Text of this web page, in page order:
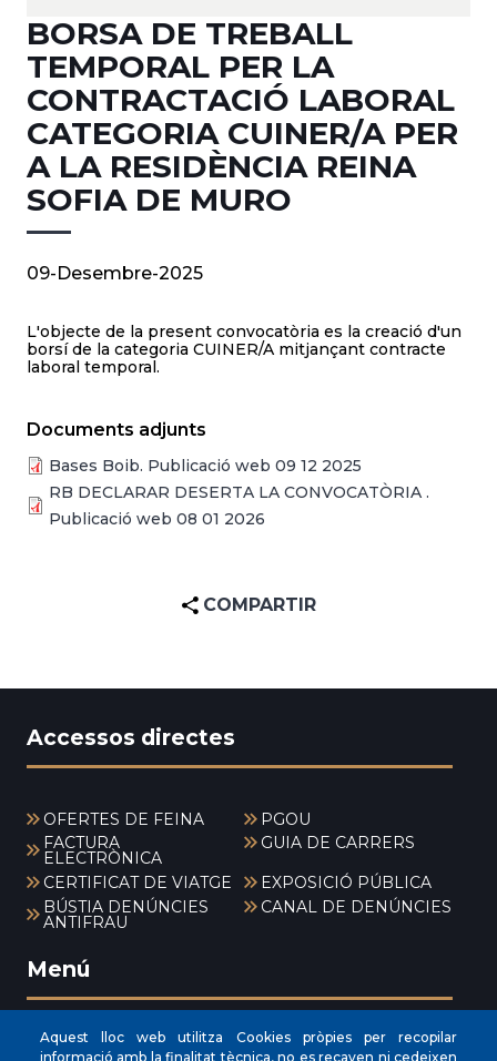
BORSA DE TREBALL
TEMPORAL PER LA
CONTRACTACIÓ LABORAL
CATEGORIA CUINER/A PER
A LA RESIDÈNCIA REINA
SOFIA DE MURO
09-Desembre-2025
L'objecte de la present convocatòria es la creació d'un
borsí de la categoria CUINER/A mitjançant contracte
laboral temporal.
Documents adjunts
Bases Boib. Publicació web 09 12 2025
RB DECLARAR DESERTA LA CONVOCATÒRIA .
Publicació web 08 01 2026
COMPARTIR
Accessos directes
OFERTES DE FEINA
PGOU
FACTURA
ELECTRÒNICA
GUIA DE CARRERS
CERTIFICAT DE VIATGE
EXPOSICIÓ PÚBLICA
BÚSTIA DENÚNCIES
ANTIFRAU
CANAL DE DENÚNCIES
Menú
INICI
Aquest lloc web utilitza Cookies pròpies per recopilar
informació amb la finalitat tècnica, no es recaven ni cedeixen